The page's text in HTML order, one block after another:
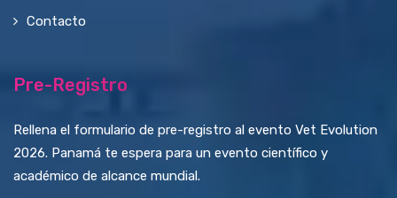
Contacto
Pre-Registro
Rellena el formulario de pre-registro al evento Vet Evolution
2026. Panamá te espera para un evento científico y
académico de alcance mundial.